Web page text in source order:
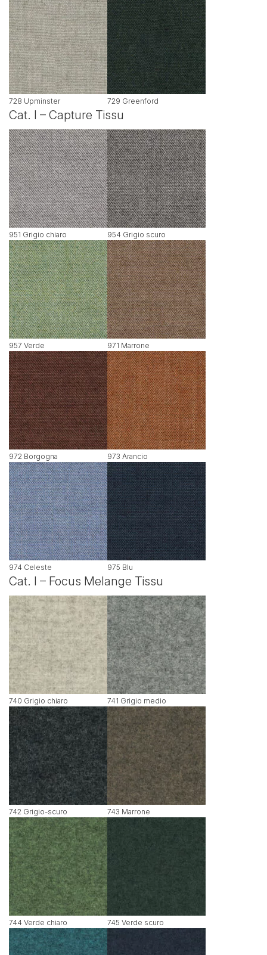
728 Upminster 729 Greenford
Cat. I – Capture Tissu
951 Grigio chiaro 954 Grigio scuro
957 Verde 971 Marrone
972 Borgogna 973 Arancio
974 Celeste 975 Blu
Cat. I – Focus Melange Tissu
740 Grigio chiaro 741 Grigio medio
742 Grigio-scuro 743 Marrone
744 Verde chiaro 745 Verde scuro